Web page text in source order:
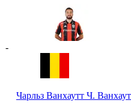
-
Чарльз Ванхаутт Ч.